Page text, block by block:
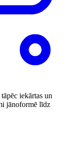
iekārtas un
jānoformē līdz